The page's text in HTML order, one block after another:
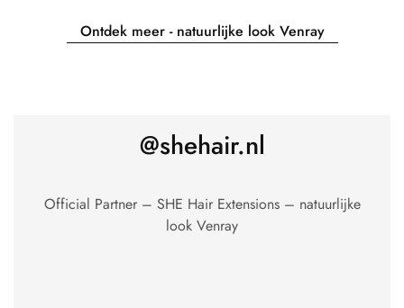
Ontdek meer - natuurlijke look Venray
@shehair.nl
Official Partner – SHE Hair Extensions – natuurlijke
look Venray